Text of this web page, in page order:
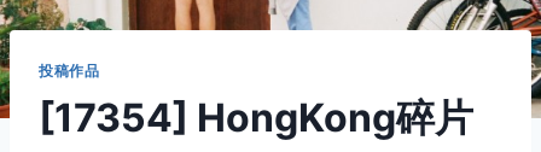
投稿作品
[17354] HongKong碎片